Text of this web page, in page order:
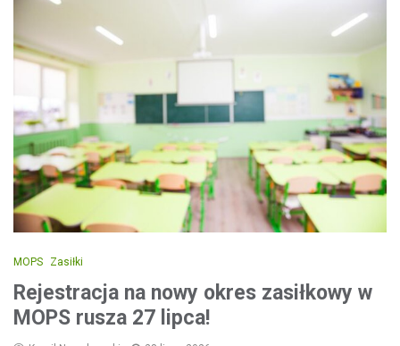
MOPS Zasiłki
Rejestracja na nowy okres zasiłkowy w
MOPS rusza 27 lipca!